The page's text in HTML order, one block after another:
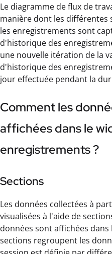
Le diagramme de flux de
manière dont les
les enregistrements sont
d'historique des
une nouvelle itération de la
d'historique des
jour effectuée pendant la
Comment les
affichées dans le
enregistrements ?
Sections
Les données collectées à
visualisées à l'aide de
données sont affichées
sections regroupent les